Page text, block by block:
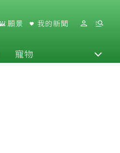
願景 我的新聞
寵物